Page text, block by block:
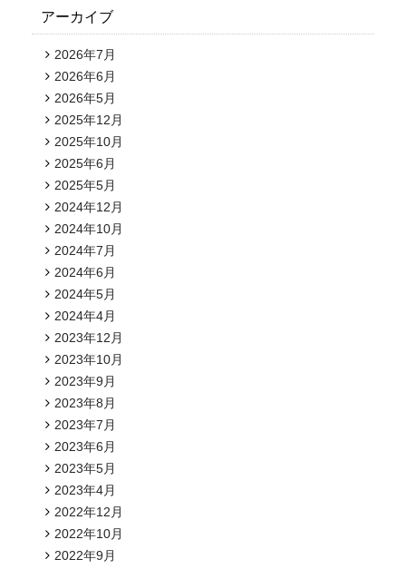
アーカイブ
2026年7月
2026年6月
2026年5月
2025年12月
2025年10月
2025年6月
2025年5月
2024年12月
2024年10月
2024年7月
2024年6月
2024年5月
2024年4月
2023年12月
2023年10月
2023年9月
2023年8月
2023年7月
2023年6月
2023年5月
2023年4月
2022年12月
2022年10月
2022年9月